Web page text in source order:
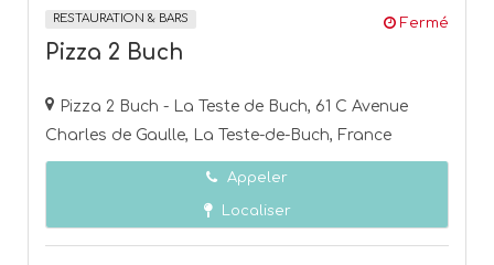
RESTAURATION & BARS Fermé
Pizza 2 Buch
Pizza 2 Buch - La Teste de Buch, 61 C Avenue
Charles de Gaulle, La Teste-de-Buch, France
Appeler
Localiser